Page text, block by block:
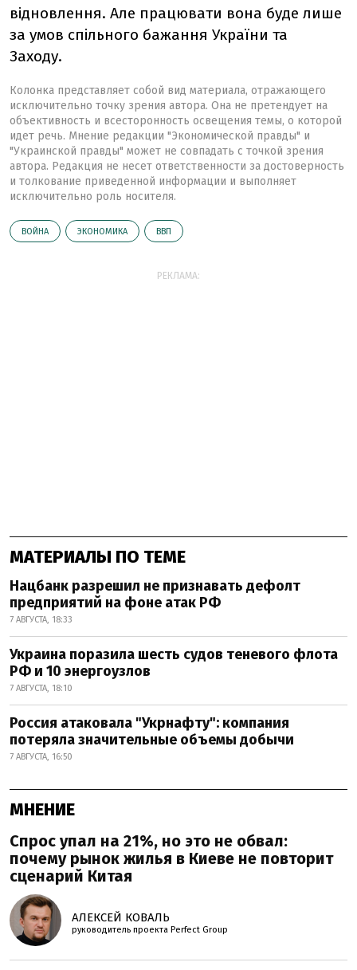
відновлення. Але працювати вона буде лише
за умов спільного бажання України та
Заходу.
Колонка представляет собой вид материала, отражающего
исключительно точку зрения автора. Она не претендует на
объективность и всесторонность освещения темы, о которой
идет речь. Мнение редакции "Экономической правды" и
"Украинской правды" может не совпадать с точкой зрения
автора. Редакция не несет ответственности за достоверность
и толкование приведенной информации и выполняет
исключительно роль носителя.
ВОЙНА ЭКОНОМИКА ВВП
РЕКЛАМА:
МАТЕРИАЛЫ ПО ТЕМЕ
Нацбанк разрешил не признавать дефолт
предприятий на фоне атак РФ
7 АВГУСТА, 18:33
Украина поразила шесть судов теневого флота
РФ и 10 энергоузлов
7 АВГУСТА, 18:10
Россия атаковала "Укрнафту": компания
потеряла значительные объемы добычи
7 АВГУСТА, 16:50
МНЕНИЕ
Спрос упал на 21%, но это не обвал:
почему рынок жилья в Киеве не повторит
сценарий Китая
АЛЕКСЕЙ КОВАЛЬ
руководитель проекта Perfеct Group